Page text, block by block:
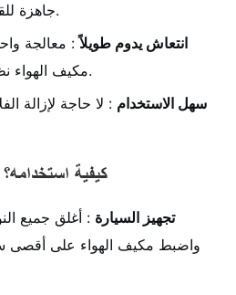
جاهزة للقيادة مباشرة بعد ذلك.
انتعاش يدوم طويلاً: معالجة
مكيف الهواء نظيفة لأسابيع أو شهور.
سهل الاستخدام : لا حاجة لإزالة
كيفية
تجهيز السيارة : أغلق جميع
واضبط مكيف الهواء على أقصى